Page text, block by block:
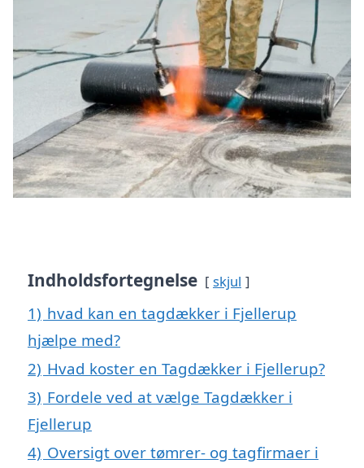
Indholdsfortegnelse skjul
1) hvad kan en tagdækker i Fjellerup
hjælpe med?
2) Hvad koster en Tagdækker i Fjellerup?
3) Fordele ved at vælge Tagdækker i
Fjellerup
4) Oversigt over tømrer- og tagfirmaer i